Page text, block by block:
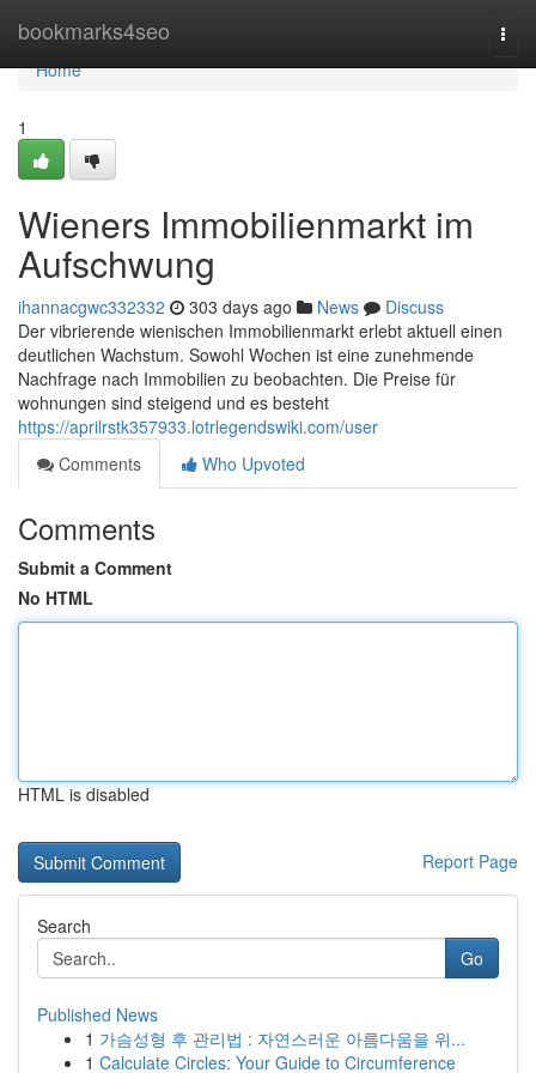
bookmarks4seo
Home
Home
1
Wieners Immobilienmarkt im
Aufschwung
ihannacgwc332332 303 days ago News
Discuss
Der vibrierende wienischen Immobilienmarkt erlebt aktuell einen
deutlichen Wachstum. Sowohl Wochen ist eine zunehmende
Nachfrage nach Immobilien zu beobachten. Die Preise für
wohnungen sind steigend und es besteht
https://aprilrstk357933.lotrlegendswiki.com/user
Comments
Who Upvoted
Comments
Submit a Comment
No HTML
HTML is disabled
Report Page
Search
Go
Published News
1 가슴성형 후 관리법 : 자연스러운 아름다움을 위...
1 Calculate Circles: Your Guide to Circumference